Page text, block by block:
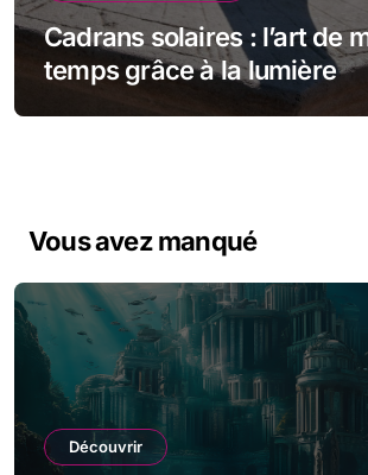
Cadrans solaires : l’art de
temps grâce à la lumière
Vous avez manqué
Découvrir